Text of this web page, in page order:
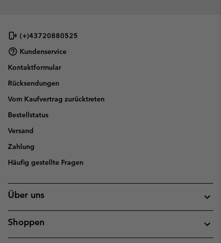
(+)43720880525
Kundenservice
Kontaktformular
Rücksendungen
Vom Kaufvertrag zurücktreten
Bestellstatus
Versand
Zahlung
Häufig gestellte Fragen
Über uns
Shoppen